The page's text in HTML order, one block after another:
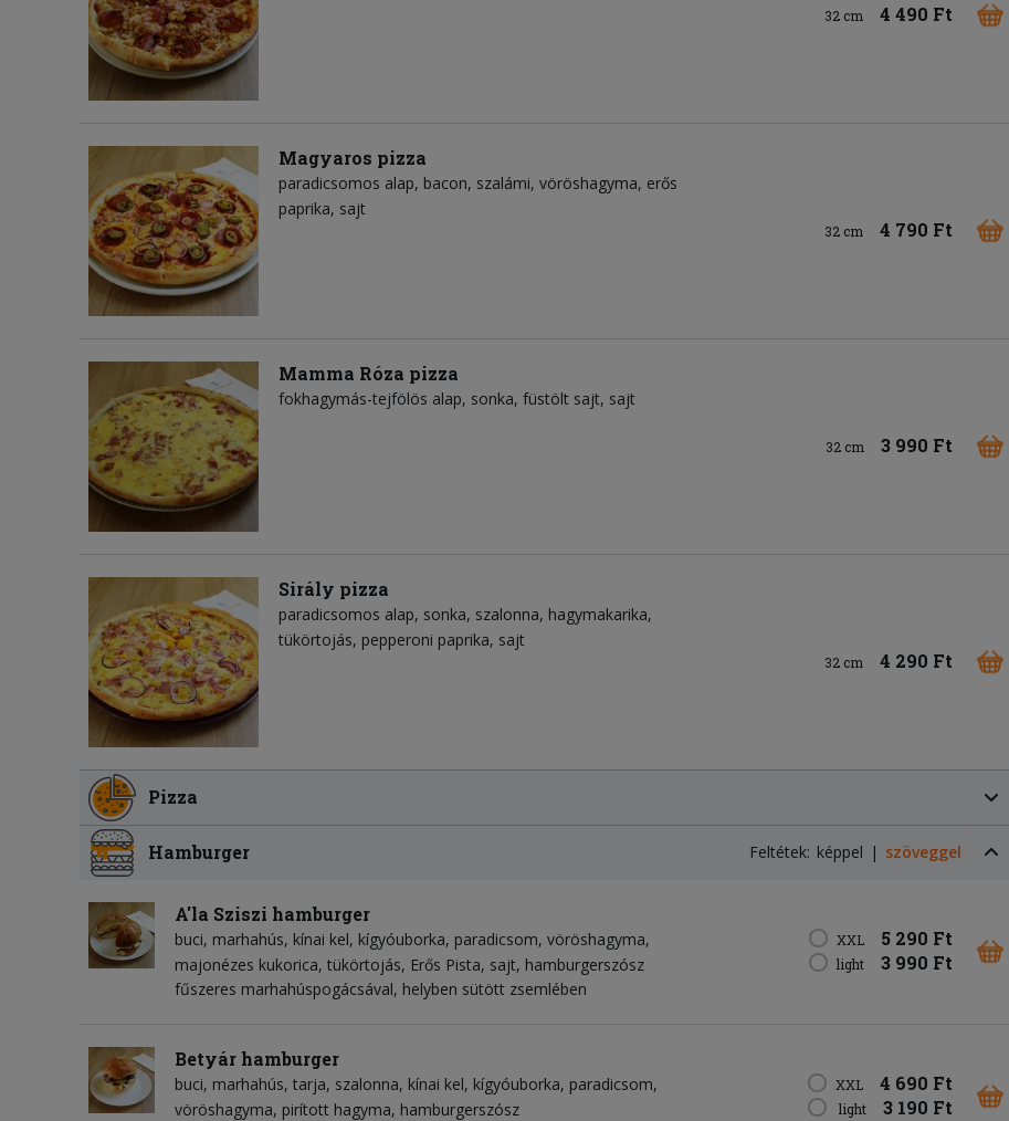
32 cm 4 490 Ft
Magyaros pizza
paradicsomos alap bacon szalámi vöröshagyma erős
paprika sajt
32 cm 4 790 Ft
Mamma Róza pizza
fokhagymás-tejfölös alap sonka füstölt sajt sajt
32 cm 3 990 Ft
Sirály pizza
paradicsomos alap sonka szalonna hagymakarika
tükörtojás pepperoni paprika sajt
32 cm 4 290 Ft
Pizza
Hamburger Feltétek: képpel szöveggel
A'la Sziszi hamburger
buci marhahús kínai kel kígyóuborka paradicsom vöröshagyma
majonézes kukorica tükörtojás Erős Pista sajt hamburgerszósz
fűszeres marhahúspogácsával, helyben sütött zsemlében
XXL 5 290 Ft
light 3 990 Ft
Betyár hamburger
buci marhahús tarja szalonna kínai kel kígyóuborka paradicsom
vöröshagyma pirított hagyma hamburgerszósz
XXL 4 690 Ft
light 3 190 Ft